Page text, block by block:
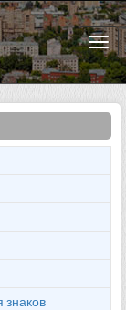
знаков